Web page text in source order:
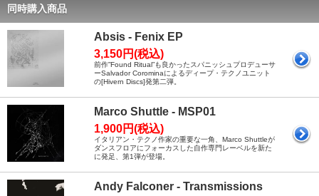
同時購入商品
Absis - Fenix EP
3,150円(税込)
前作”Found Ritual”も良かったスパニッシュプロデューサ
ーSalvador Corominaによるディープ・テクノユニット
の[Hivern Discs]発第二弾。
Marco Shuttle - MSP01
1,900円(税込)
イタリアン・テクノ作家の重要な一角、Marco Shuttleが
ダンスフロアにフォーカスした自作専門レーベルを新た
に発足、第1弾が登場。
Andy Falconer - Transmissions